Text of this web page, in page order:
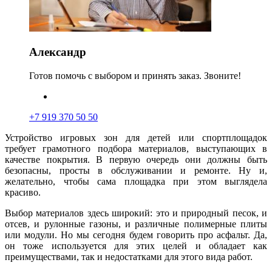
Александр
Готов помочь с выбором и принять заказ. Звоните!
+7 919 370 50 50
Устройство игровых зон для детей или спортплощадок
требует грамотного подбора материалов, выступающих в
качестве покрытия. В первую очередь они должны быть
безопасны, просты в обслуживании и ремонте. Ну и,
желательно, чтобы сама площадка при этом выглядела
красиво.
Выбор материалов здесь широкий: это и природный песок, и
отсев, и рулонные газоны, и различные полимерные плиты
или модули. Но мы сегодня будем говорить про асфальт. Да,
он тоже используется для этих целей и обладает как
преимуществами, так и недостатками для этого вида работ.